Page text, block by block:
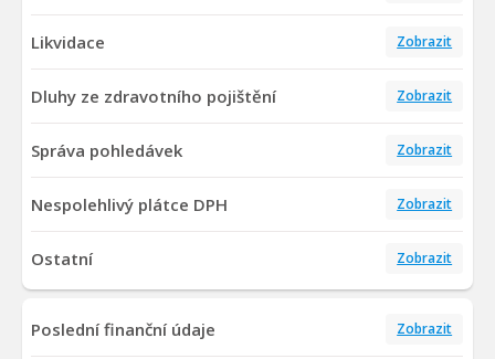
Likvidace Zobrazit
Dluhy ze zdravotního pojištění Zobrazit
Správa pohledávek Zobrazit
Nespolehlivý plátce DPH Zobrazit
Ostatní Zobrazit
Poslední finanční údaje Zobrazit